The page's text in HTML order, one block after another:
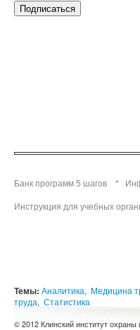
Банк программ 5 шагов *
Инструкция для учебных
Темы: Аналитика, Медицина
труда, Статистика
© 2012 Клинский институт охраны